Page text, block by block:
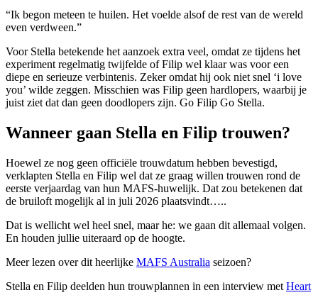
“Ik begon meteen te huilen. Het voelde alsof de rest van de wereld
even verdween.”
Voor Stella betekende het aanzoek extra veel, omdat ze tijdens het
experiment regelmatig twijfelde of Filip wel klaar was voor een
diepe en serieuze verbintenis. Zeker omdat hij ook niet snel ‘i love
you’ wilde zeggen. Misschien was Filip geen hardlopers, waarbij je
juist ziet dat dan geen doodlopers zijn. Go Filip Go Stella.
Wanneer gaan Stella en Filip trouwen?
Hoewel ze nog geen officiële trouwdatum hebben bevestigd,
verklapten Stella en Filip wel dat ze graag willen trouwen rond de
eerste verjaardag van hun MAFS-huwelijk. Dat zou betekenen dat
de bruiloft mogelijk al in juli 2026 plaatsvindt…..
Dat is wellicht wel heel snel, maar he: we gaan dit allemaal volgen.
En houden jullie uiteraard op de hoogte.
Meer lezen over dit heerlijke MAFS Australia seizoen?
Stella en Filip deelden hun trouwplannen in een interview met Heart